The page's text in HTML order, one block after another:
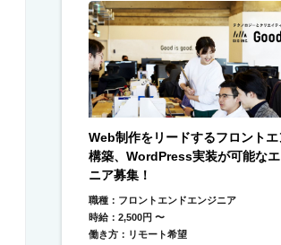
Web制作をリードするフロントエ
構築、WordPress実装が可能な
ニア募集！
職種：フロントエンドエンジニア
時給：2,500円 〜
働き方：リモート希望